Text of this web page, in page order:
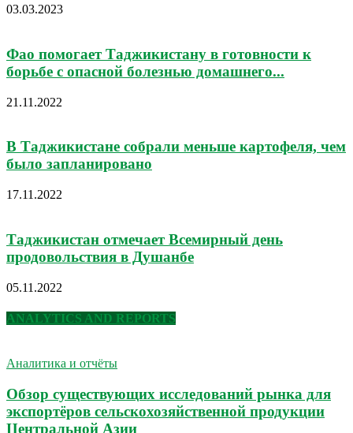
03.03.2023
Фао помогает Таджикистану в готовности к
борьбе с опасной болезнью домашнего...
21.11.2022
В Таджикистане собрали меньше картофеля, чем
было запланировано
17.11.2022
Таджикистан отмечает Всемирный день
продовольствия в Душанбе
05.11.2022
ANALYTICS AND REPORTS
Аналитика и отчёты
Обзор существующих исследований рынка для
экспортёров сельскохозяйственной продукции
Центральной Азии